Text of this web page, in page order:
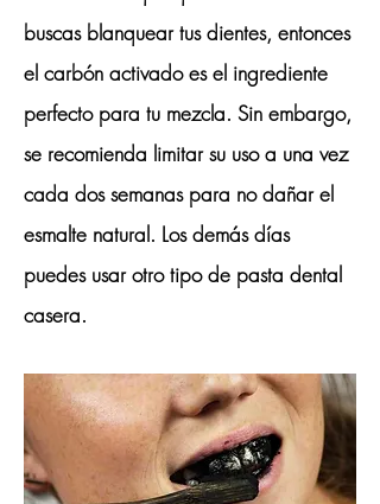
buscas blanquear tus dientes, entonces
el carbón activado es el ingrediente
perfecto para tu mezcla. Sin embargo,
se recomienda limitar su uso a una vez
cada dos semanas para no dañar el
esmalte natural. Los demás días
puedes usar otro tipo de pasta dental
casera.